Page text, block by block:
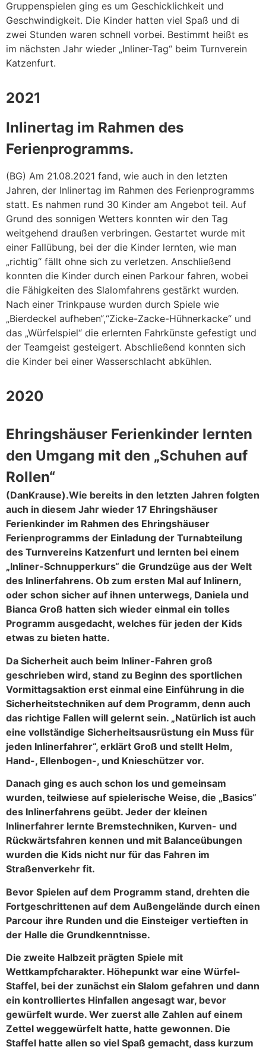
Gruppenspielen ging es um Geschicklichkeit und
Geschwindigkeit. Die Kinder hatten viel Spaß und di
zwei Stunden waren schnell vorbei. Bestimmt heißt es
im nächsten Jahr wieder „Inliner-Tag“ beim Turnverein
Katzenfurt.
2021
Inlinertag im Rahmen des
Ferienprogramms.
(BG) Am 21.08.2021 fand, wie auch in den letzten
Jahren, der Inlinertag im Rahmen des Ferienprogramms
statt. Es nahmen rund 30 Kinder am Angebot teil. Auf
Grund des sonnigen Wetters konnten wir den Tag
weitgehend draußen verbringen. Gestartet wurde mit
einer Fallübung, bei der die Kinder lernten, wie man
„richtig“ fällt ohne sich zu verletzen. Anschließend
konnten die Kinder durch einen Parkour fahren, wobei
die Fähigkeiten des Slalomfahrens gestärkt wurden.
Nach einer Trinkpause wurden durch Spiele wie
„Bierdeckel aufheben“,“Zicke-Zacke-Hühnerkacke“ und
das „Würfelspiel“ die erlernten Fahrkünste gefestigt und
der Teamgeist gesteigert. Abschließend konnten sich
die Kinder bei einer Wasserschlacht abkühlen.
2020
Ehringshäuser Ferienkinder lernten
den Umgang mit den „Schuhen auf
Rollen“
(DanKrause).Wie bereits in den letzten Jahren folgten
auch in diesem Jahr wieder 17 Ehringshäuser
Ferienkinder im Rahmen des Ehringshäuser
Ferienprogramms der Einladung der Turnabteilung
des Turnvereins Katzenfurt und lernten bei einem
„Inliner-Schnupperkurs“ die Grundzüge aus der Welt
des Inlinerfahrens. Ob zum ersten Mal auf Inlinern,
oder schon sicher auf ihnen unterwegs, Daniela und
Bianca Groß hatten sich wieder einmal ein tolles
Programm ausgedacht, welches für jeden der Kids
etwas zu bieten hatte.
Da Sicherheit auch beim Inliner-Fahren groß
geschrieben wird, stand zu Beginn des sportlichen
Vormittagsaktion erst einmal eine Einführung in die
Sicherheitstechniken auf dem Programm, denn auch
das richtige Fallen will gelernt sein. „Natürlich ist auch
eine vollständige Sicherheitsausrüstung ein Muss für
jeden Inlinerfahrer“, erklärt Groß und stellt Helm,
Hand-, Ellenbogen-, und Knieschützer vor.
Danach ging es auch schon los und gemeinsam
wurden, teilwiese auf spielerische Weise, die „Basics“
des Inlinerfahrens geübt. Jeder der kleinen
Inlinerfahrer lernte Bremstechniken, Kurven- und
Rückwärtsfahren kennen und mit Balanceübungen
wurden die Kids nicht nur für das Fahren im
Straßenverkehr fit.
Bevor Spielen auf dem Programm stand, drehten die
Fortgeschrittenen auf dem Außengelände durch einen
Parcour ihre Runden und die Einsteiger vertieften in
der Halle die Grundkenntnisse.
Die zweite Halbzeit prägten Spiele mit
Wettkampfcharakter. Höhepunkt war eine Würfel-
Staffel, bei der zunächst ein Slalom gefahren und dann
ein kontrolliertes Hinfallen angesagt war, bevor
gewürfelt wurde. Wer zuerst alle Zahlen auf einem
Zettel weggewürfelt hatte, hatte gewonnen. Die
Staffel hatte allen so viel Spaß gemacht, dass kurzum